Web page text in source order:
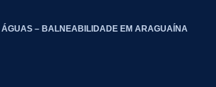
– BALNEABILIDADE EM ARAGUAÍNA